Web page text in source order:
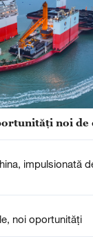
noi de
impulsionată
noi oportunități